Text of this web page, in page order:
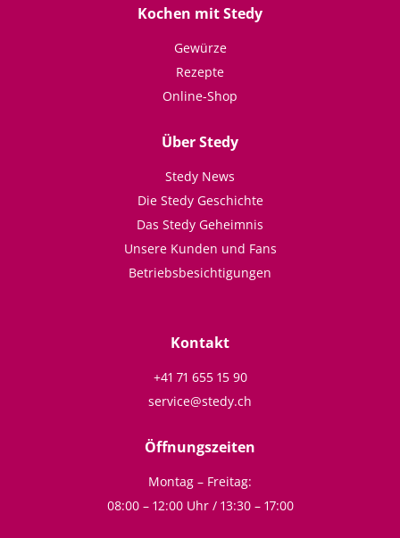
Kochen mit Stedy
Gewürze
Rezepte
Online-Shop
Über Stedy
Stedy News
Die Stedy Geschichte
Das Stedy Geheimnis
Unsere Kunden und Fans
Betriebsbesichtigungen
Kontakt
+41 71 655 15 90
service@stedy.ch
Öffnungszeiten
Montag – Freitag:
08:00 – 12:00 Uhr / 13:30 – 17:00